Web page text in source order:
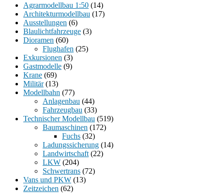
Agrarmodellbau 1:50 (14)
Architekturmodellbau (17)
Ausstellungen (6)
Blaulichtfahrzeuge (3)
Dioramen (60)
Flughafen (25)
Exkursionen (3)
Gastmodelle (9)
Krane (69)
Militär(13)
Modellbahn (77)
Anlagenbau (44)
Fahrzeugbau (33)
Technischer Modellbau (519)
Baumaschinen (172)
Fuchs (32)
Ladungssicherung (14)
Landwirtschaft (22)
LKW (204)
Schwertrans (72)
Vans und PKW (13)
Zeitzeichen (62)